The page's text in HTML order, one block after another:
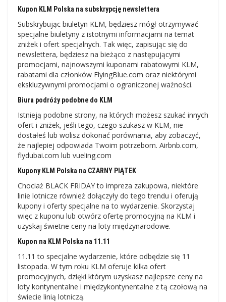
Kupon KLM Polska na subskrypcję newslettera
Subskrybując biuletyn KLM, będziesz mógł otrzymywać
specjalne biuletyny z istotnymi informacjami na temat
zniżek i ofert specjalnych. Tak więc, zapisując się do
newslettera, będziesz na bieżąco z następującymi
promocjami, najnowszymi kuponami rabatowymi KLM,
rabatami dla członków FlyingBlue.com oraz niektórymi
ekskluzywnymi promocjami o ograniczonej ważności.
Biura podróży podobne do KLM
Istnieją podobne strony, na których możesz szukać innych
ofert i zniżek, jeśli tego, czego szukasz w KLM, nie
dostałeś lub wolisz dokonać porównania, aby zobaczyć,
że najlepiej odpowiada Twoim potrzebom. Airbnb.com,
flydubai.com lub vueling.com
Kupony KLM Polska na CZARNY PIĄTEK
Chociaż BLACK FRIDAY to impreza zakupowa, niektóre
linie lotnicze również dołączyły do ​​tego trendu i oferują
kupony i oferty specjalne na to wydarzenie. Skorzystaj
więc z kuponu lub otwórz ofertę promocyjną na KLM i
uzyskaj świetne ceny na loty międzynarodowe.
Kupon na KLM Polska na 11.11
11.11 to specjalne wydarzenie, które odbędzie się 11
listopada. W tym roku KLM oferuje kilka ofert
promocyjnych, dzięki którym uzyskasz najlepsze ceny na
loty kontynentalne i międzykontynentalne z tą czołową na
świecie linią lotniczą.